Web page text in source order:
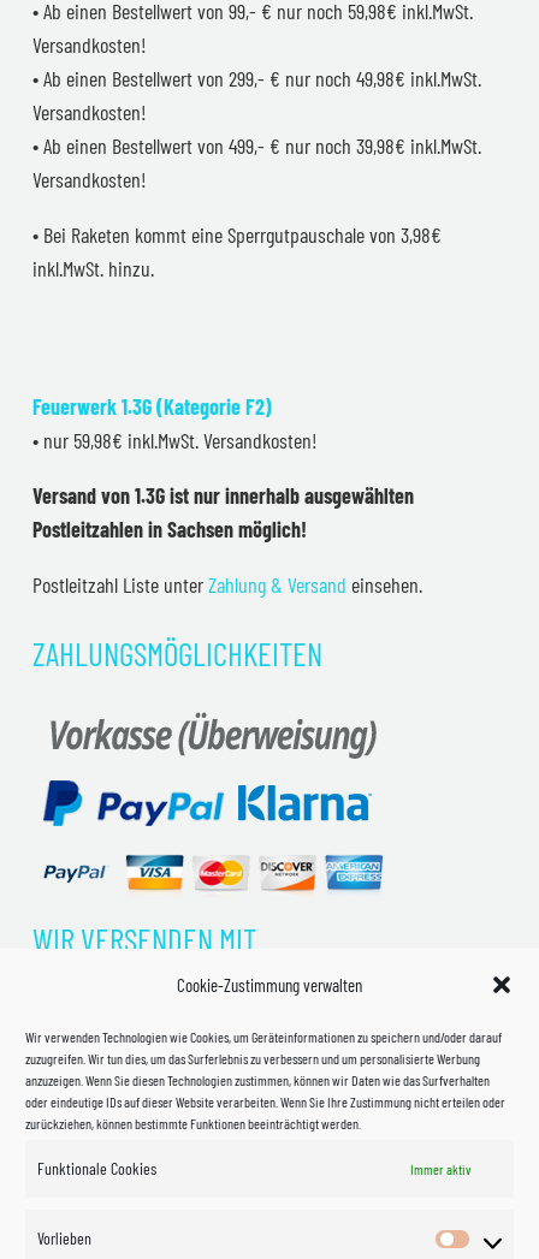
Cookie-Zustimmung verwalten
Wir verwenden Technologien wie Cookies, um Geräteinformationen zu speichern und/oder darauf
zuzugreifen. Wir tun dies, um das Surferlebnis zu verbessern und um personalisierte Werbung
anzuzeigen. Wenn Sie diesen Technologien zustimmen, können wir Daten wie das Surfverhalten
oder eindeutige IDs auf dieser Website verarbeiten. Wenn Sie Ihre Zustimmung nicht erteilen oder
zurückziehen, können bestimmte Funktionen beeinträchtigt werden.
Funktionale Cookies Immer aktiv
Vorlieben
• Ab einen Bestellwert von 99,- € nur noch 59,98€ inkl.MwSt.
Versandkosten!
• Ab einen Bestellwert von 299,- € nur noch 49,98€ inkl.MwSt.
Versandkosten!
• Ab einen Bestellwert von 499,- € nur noch 39,98€ inkl.MwSt.
Versandkosten!
• Bei Raketen kommt eine Sperrgutpauschale von 3,98€
inkl.MwSt. hinzu.
Feuerwerk 1.3G (Kategorie F2)
• nur 59,98€ inkl.MwSt. Versandkosten!
Versand von 1.3G ist nur innerhalb ausgewählten
Postleitzahlen in Sachsen möglich!
Postleitzahl Liste unterZahlung & Versand einsehen.
ZAHLUNGSMÖGLICHKEITEN
WIR VERSENDEN MIT